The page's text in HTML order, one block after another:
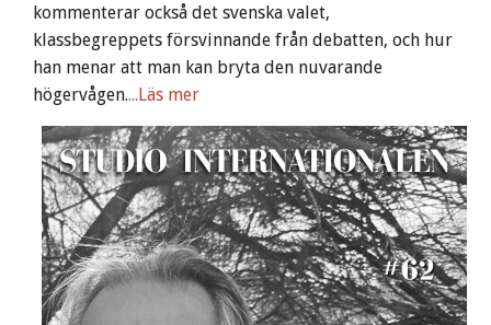
kommenterar också det svenska valet,
klassbegreppets försvinnande från debatten, och hur
han menar att man kan bryta den nuvarande
högervågen....Läs mer